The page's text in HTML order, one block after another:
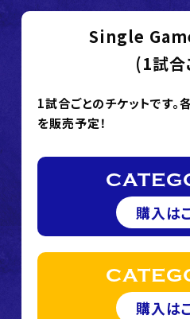
Single
(1試合
1試合ごとのチケットです
を販売予定！
購入は
購入は